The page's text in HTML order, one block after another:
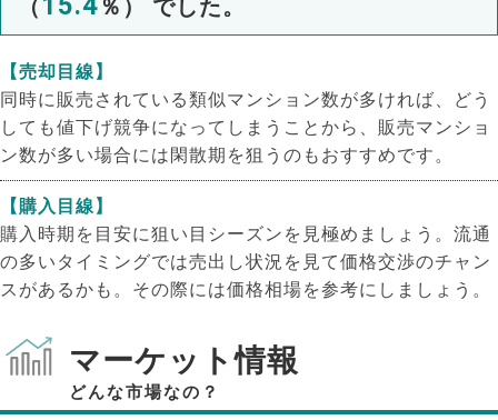
（ ％） でした。
【売却目線】
同時に販売されている類似マンション数が多ければ、どう
しても値下げ競争になってしまうことから、販売マンショ
ン数が多い場合には閑散期を狙うのもおすすめです。
【購入目線】
購入時期を目安に狙い目シーズンを見極めましょう。流通
の多いタイミングでは売出し状況を見て価格交渉のチャン
スがあるかも。その際には価格相場を参考にしましょう。
マーケット情報
どんな市場なの？